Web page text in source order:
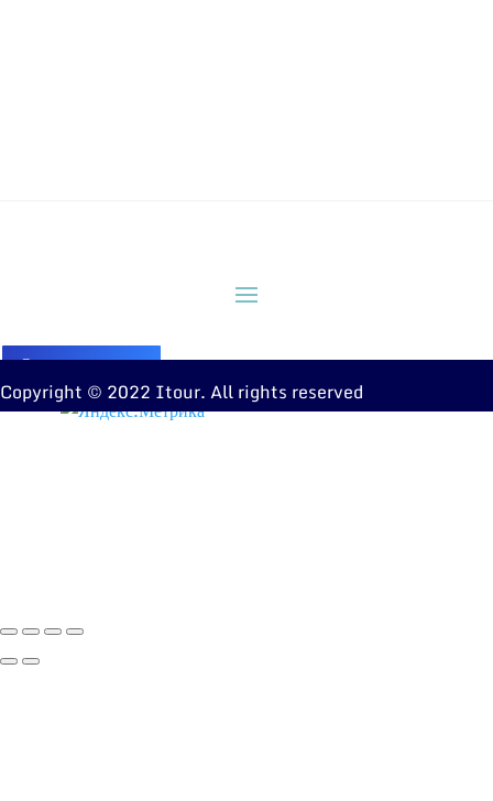
Оставить заявку
Copyright © 2022 Itour. All rights reserved